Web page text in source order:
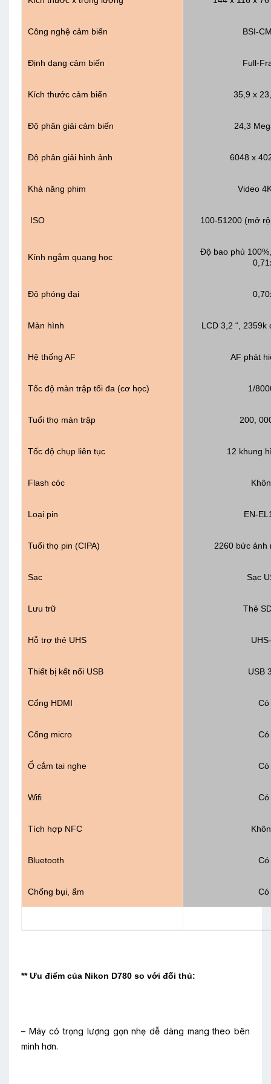
Công nghệ cảm biến BSI-
Định dạng cảm biến Full-
Kích thước cảm biến 35,9 x
Độ phân giải cảm biến 24,3
Độ phân giải hình ảnh 6048 x
Khả năng phim Video
ISO 100-51200 (mở
Kính ngắm quang học
Độ bao phủ
Độ phóng đại
Màn hình LCD 3,2 “, 2359k
Hệ thống AF AF phát
Tốc độ màn trập tối đa (cơ học) 1/
Tuổi thọ màn trập 200,
Tốc độ chụp liên tục 12 khung
Flash cóc
Loại pin EN-
Tuổi thọ pin (CIPA) 2260 bức ảnh
Sạc Sạc
Lưu trữ Thẻ
Hỗ trợ thẻ UHS
Thiết bị kết nối USB USB
Cổng HDMI Có
Cổng micro Có
Ổ cắm tai nghe Có
Wifi Có
Tích hợp NFC
Bluetooth Có
Chống bụi, ẩm Có
** Ưu điểm của Nikon D780 so với đối thủ:
– Máy có trọng lượng gọn nhẹ dễ dàng mang theo bên
mình hơn.